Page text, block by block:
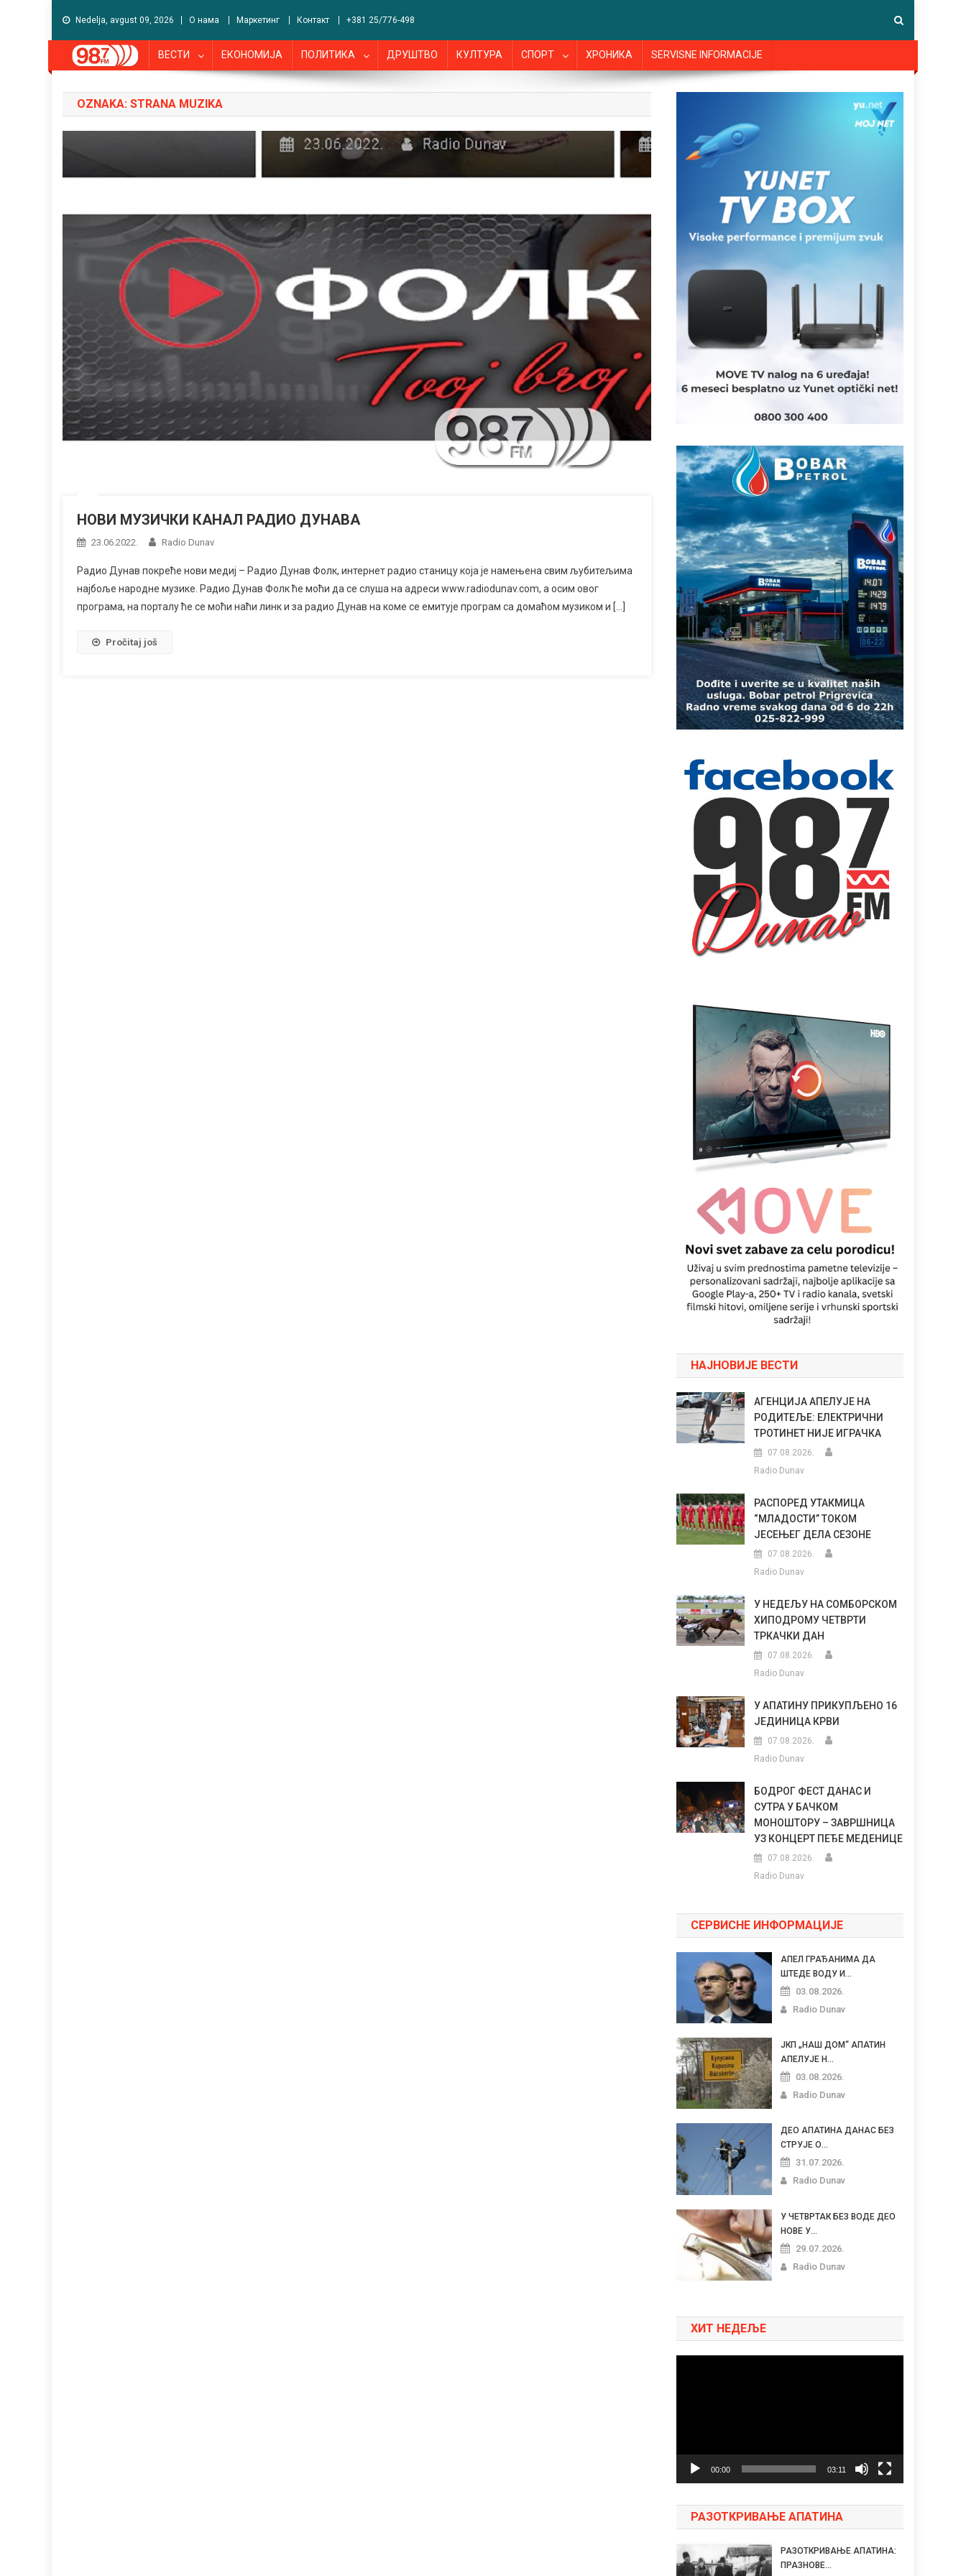
Nedelja, avgust 09, 2026 О нама Маркетинг Контакт +381 25/776-498
ВЕСТИ ЕКОНОМИЈА ПОЛИТИКА ДРУШТВО КУЛТУРА СПОРТ ХРОНИКА SERVISNE INFORMACIJE
OZNAKA: STRANA MUZIKA
НОВИ МУЗИЧКИ КАНАЛ РАДИО ДУНАВА
23.06.2022. Radio Dunav
Радио Дунав покреће нови медиј – Радио Дунав Фолк, интернет радио станицу која је намењена свим љубитељима
најбоље народне музике. Радио Дунав Фолк ће моћи да се слуша на адреси www.radiodunav.com, а осим овог
програма, на порталу ће се моћи наћи линк и за радио Дунав на коме се емитује програм са домаћом музиком и […]
Pročitaj još
НАЈНОВИЈЕ ВЕСТИ
АГЕНЦИЈА АПЕЛУЈЕ НА
РОДИТЕЉЕ: ЕЛЕКТРИЧНИ
ТРОТИНЕТ НИЈЕ ИГРАЧКА
07.08.2026.
Radio Dunav
РАСПОРЕД УТАКМИЦА
“МЛАДОСТИ” ТОКОМ
ЈЕСЕЊЕГ ДЕЛА СЕЗОНЕ
07.08.2026.
Radio Dunav
У НЕДЕЉУ НА СОМБОРСКОМ
ХИПОДРОМУ ЧЕТВРТИ
ТРКАЧКИ ДАН
07.08.2026.
Radio Dunav
У АПАТИНУ ПРИКУПЉЕНО 16
ЈЕДИНИЦА КРВИ
07.08.2026.
Radio Dunav
БОДРОГ ФЕСТ ДАНАС И
СУТРА У БАЧКОМ
МОНОШТОРУ – ЗАВРШНИЦА
УЗ КОНЦЕРТ ПЕЂЕ МЕДЕНИЦЕ
07.08.2026.
Radio Dunav
СЕРВИСНЕ ИНФОРМАЦИЈЕ
АПЕЛ ГРАЂАНИМА ДА
ШТЕДЕ ВОДУ И...
03.08.2026.
Radio Dunav
ЈКП „НАШ ДОМ“ АПАТИН
АПЕЛУЈЕ Н...
03.08.2026.
Radio Dunav
ДЕО АПАТИНА ДАНАС БЕЗ
СТРУЈЕ О...
31.07.2026.
Radio Dunav
У ЧЕТВРТАК БЕЗ ВОДЕ ДЕО
НОВЕ У...
29.07.2026.
Radio Dunav
ХИТ НЕДЕЉЕ
00:00 03:11
РАЗОТКРИВАЊЕ АПАТИНА
РАЗОТКРИВАЊЕ АПАТИНА:
ПРАЗНОВЕ...